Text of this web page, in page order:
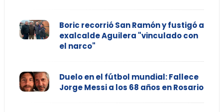
Boric recorrió San Ramón y fustigó a
exalcalde Aguilera "vinculado con
el narco"
Duelo en el fútbol mundial: Fallece
Jorge Messi a los 68 años en Rosario